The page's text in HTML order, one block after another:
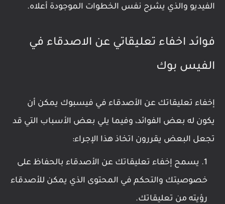
الفيديو والذي يشرح نفس الخطوات الموجودة أعلاه.
فوائد اخفاء تعليقاتي عن الاصدقاء في
الفيس بوك
إخفاء تعليقاتك عن الأصدقاء في فيسبوك يمكن أن
يكون له بعض الفوائد، وفيما يلي بعض الأسباب التي قد
تجعل البعض يقررون اتخاذ هذا الإجراء:
يسمح إخفاء تعليقاتك عن الأصدقاء بالحفاظ على
خصوصيتك والتحكم في المحتوى الذي يمكن للأصدقاء
رؤيته من تعليقاتك.